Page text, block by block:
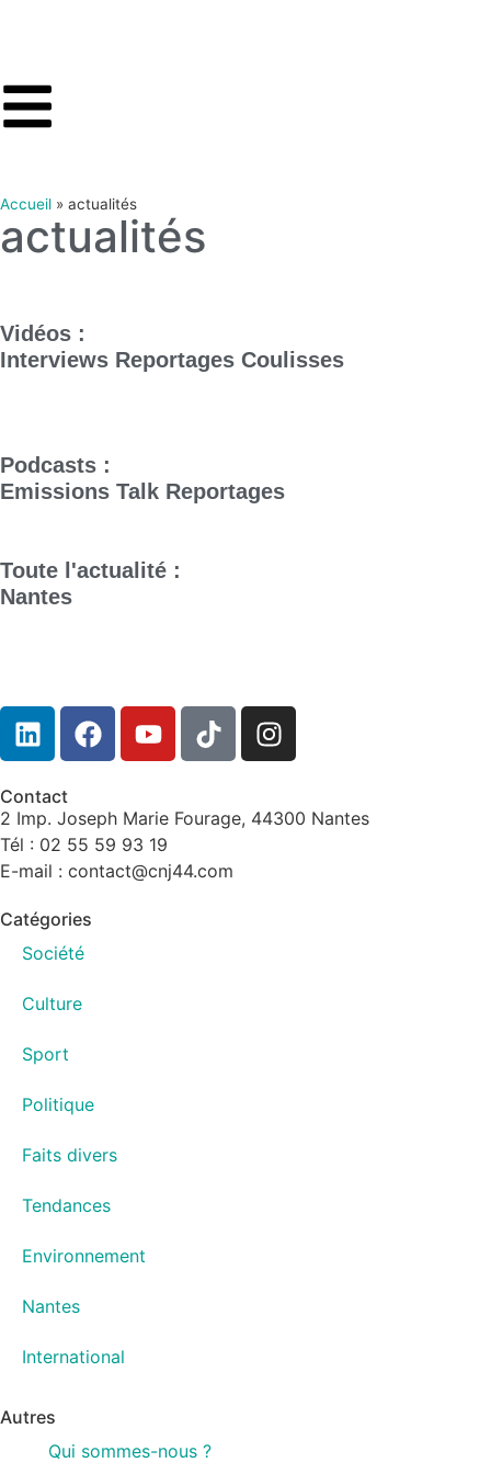
Accueil » actualités
actualités
Vidéos :
Interviews Reportages Coulisses
Podcasts :
Emissions Talk Reportages
Toute l'actualité :
Nantes
Contact
2 Imp. Joseph Marie Fourage, 44300 Nantes
Tél : 02 55 59 93 19
E-mail : contact@cnj44.com
Catégories
Société
Culture
Sport
Politique
Faits divers
Tendances
Environnement
Nantes
International
Autres
Qui sommes-nous ?